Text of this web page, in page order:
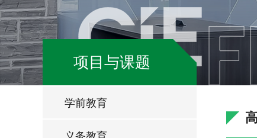
项目与课题
学前教育